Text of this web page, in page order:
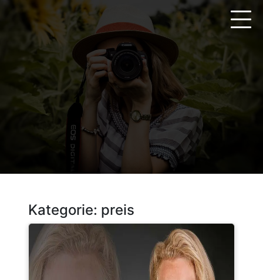
springen
Kategorie: preis